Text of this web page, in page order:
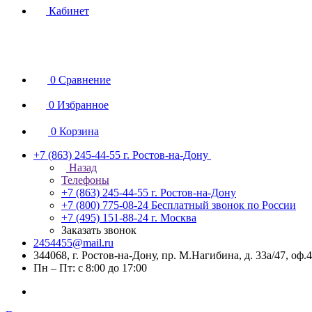
Кабинет
0 Сравнение
0 Избранное
0 Корзина
+7 (863) 245-44-55 г. Ростов-на-Дону
Назад
Телефоны
+7 (863) 245-44-55 г. Ростов-на-Дону
+7 (800) 775-08-24 Бесплатный звонок по России
+7 (495) 151-88-24 г. Москва
Заказать звонок
2454455@mail.ru
344068, г. Ростов-на-Дону, пр. М.Нагибина, д. 33а/47,
Пн – Пт: с 8:00 до 17:00